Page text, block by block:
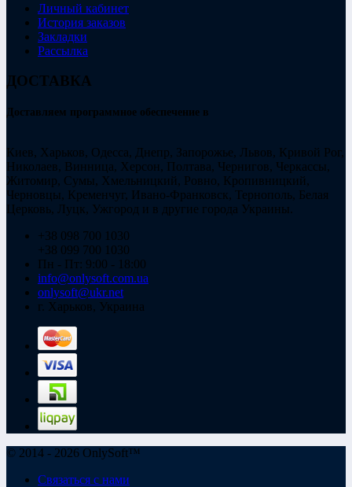
Личный кабинет
История заказов
Закладки
Рассылка
ДОСТАВКА
Доставляем программное обеспечение в
Киев, Харьков, Одесса, Днепр, Запорожье, Львов, Кривой Рог,
Николаев, Винница, Херсон, Полтава, Чернигов, Черкассы,
Житомир, Сумы, Хмельницкий, Ровно, Кропивницкий,
Черновцы, Кременчуг, Ивано-Франковск, Тернополь, Белая
Церковь, Луцк, Ужгород и в другие города Украины.
+38 098 700 1030
+38 099 700 1030
Пн - Пт: 9:00 - 18:00
info@onlysoft.com.ua
onlysoft@ukr.net
г. Харьков, Украина
© 2014 - 2026 OnlySoft™
Связаться с нами